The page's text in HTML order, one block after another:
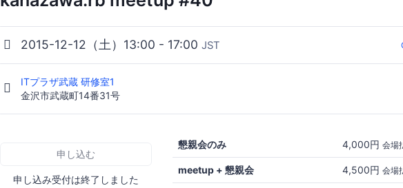
2015-12-12（土）13:00 - 17:00 JST
ITプラザ武蔵 研修室1
金沢市武蔵町14番31号
申し込む
申し込み受付は終了しました
懇親会のみ 4,000円 会場
meetup + 懇親会 4,500円 会場